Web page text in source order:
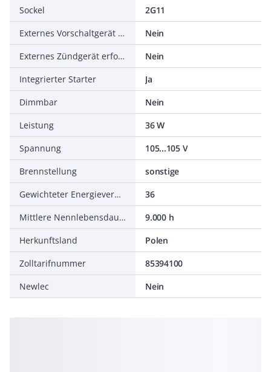
Sockel
2G11
Externes Vorschaltgerät erforderlich
Nein
Externes Zündgerät erforderlich
Nein
Integrierter Starter
Ja
Dimmbar
Nein
Leistung
36 W
Spannung
105...105 V
Brennstellung
sonstige
Gewichteter Energieverbrauch in 1.000 Stunden
36
Mittlere Nennlebensdauer
9.000 h
Herkunftsland
Polen
Zolltarifnummer
85394100
Newlec
Nein